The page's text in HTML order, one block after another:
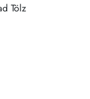
Tölz